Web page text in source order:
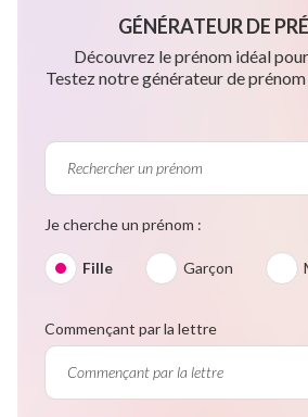
GÉNÉRATEUR DE
Découvrez le prénom idéal
Testez notre générateur de
Je cherche un prénom :
Fille Garçon
Commençant par la lettre